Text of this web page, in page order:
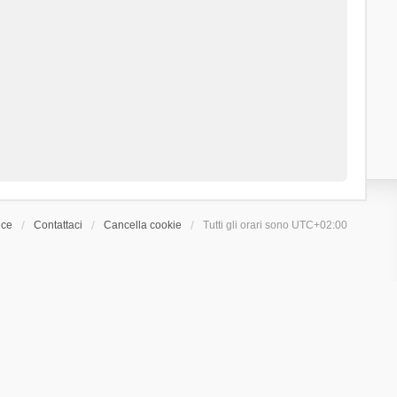
Contattaci Cancella cookie Tutti gli orari sono UTC+02:00